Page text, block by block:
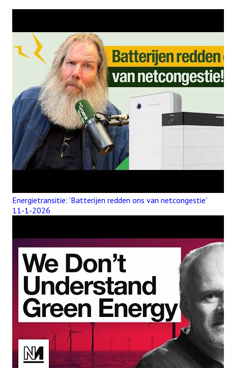
Energietransitie: 'Batterijen redden ons van netcongestie'
11-1-2026